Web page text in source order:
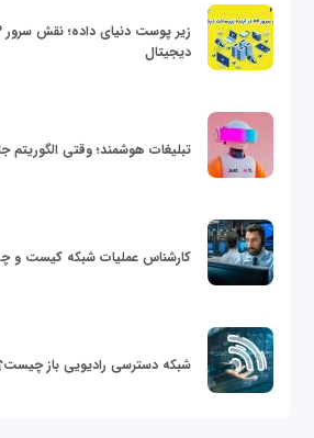
دیجیتال
تبلیغات هوشمند؛ وقتی الگوریتم
کارشناس عملیات شبکه کیست و
شبکه دسترسی رادیویی باز